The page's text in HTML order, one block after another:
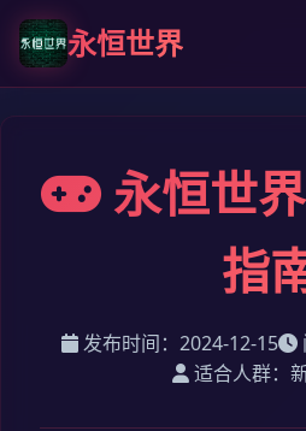
永恒世界
永恒世
指
发布时间：2024-12-15
适合人群：